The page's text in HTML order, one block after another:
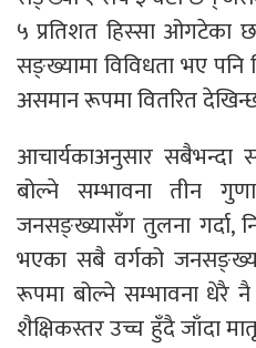
५ प्रतिशत हिस्सा ओगटेका
सङ्ख्यामा विविधता भए
असमान रूपमा वितरित
आचार्यकाअनुसार सबैभन्दा
बोल्ने सम्भावना तीन
जनसङ्ख्यासँग तुलना गर्दा,
भएका सबै वर्गको
रूपमा बोल्ने सम्भावना धेरै
शैक्षिकस्तर उच्च हुँदै जाँदा